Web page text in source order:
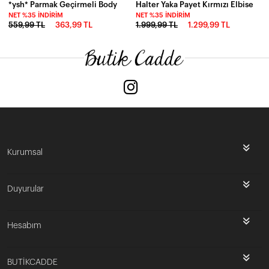
*ysh* Parmak Geçirmeli Body
NET %35 İNDIRIM
559,99 TL 363,99 TL
Halter Yaka Payet Kırmızı Elbise
NET %35 İNDIRIM
1.999,99 TL 1.299,99 TL
Kurumsal
Duyurular
Hesabım
BUTİKCADDE